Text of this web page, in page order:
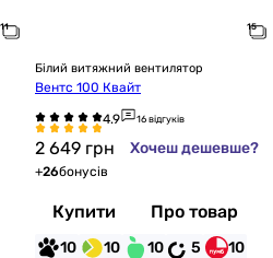
Білий витяжний вентилятор
Вентс 100 Квайт
16 відгуків
2 649 грн Хочеш дешевше?
+26бонусів
Купити Про товар
10 10 10 5 10